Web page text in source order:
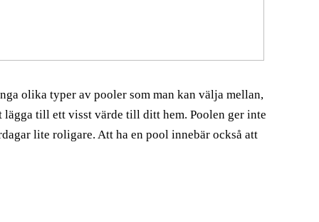
olika typer av pooler som man kan välja mellan,
till ett visst värde till ditt hem. Poolen ger inte
lite roligare. Att ha en pool innebär också att